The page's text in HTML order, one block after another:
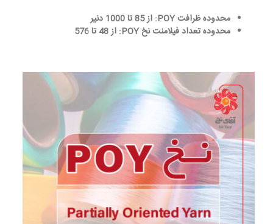
محدوده ظرافت POY:
از 85 تا 1000 دنیر
محدوده تعداد فیلامنت نخPOY: از 48 تا 576